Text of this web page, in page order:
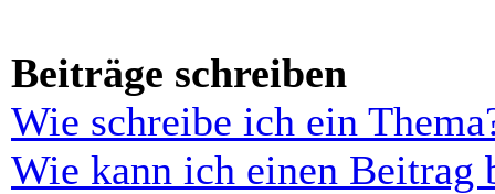
Beiträge schreiben
Wie schreibe ich ein
Wie kann ich einen Beitrag